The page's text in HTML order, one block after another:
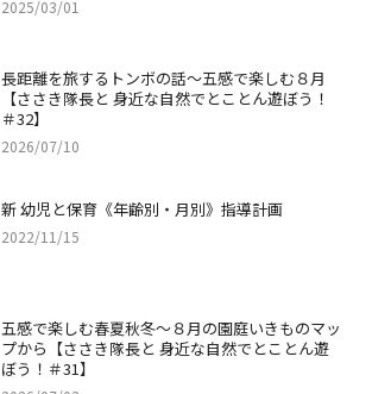
2025/03/01
長距離を旅するトンボの話～五感で楽しむ８月
【ささき隊長と 身近な自然でとことん遊ぼう！
＃32】
2026/07/10
新 幼児と保育《年齢別・月別》指導計画
2022/11/15
五感で楽しむ春夏秋冬～８月の園庭いきものマッ
プから【ささき隊長と 身近な自然でとことん遊
ぼう！＃31】